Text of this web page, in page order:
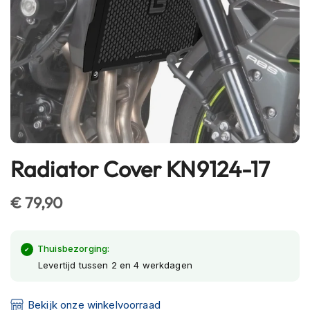
h
e
l
m
e
n
u
e
o
o
t
h
l
m
Ga
naar
het
de
afbeeldingen-
Radiator Cover KN9124-17
€ 79,90
Thuisbezorging:
Levertijd tussen 2 en 4 werkdagen
Bekijk onze winkelvoorraad